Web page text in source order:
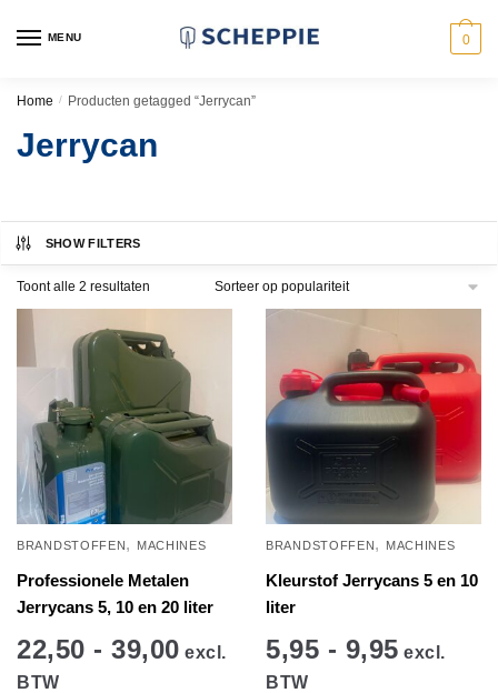
MENU 0
Home / Producten getagged “Jerrycan”
Jerrycan
SHOW FILTERS
Toont alle 2 resultaten Gesorteerd
op
BRANDSTOFFEN, MACHINES
Professionele Metalen
Jerrycans 5, 10 en 20 liter
22,50 - 39,00 excl.
BTW
BRANDSTOFFEN, MACHINES
Kleurstof Jerrycans 5 en 10
liter
5,95 - 9,95 excl.
BTW